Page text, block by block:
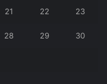
21 22 23
28 29 30